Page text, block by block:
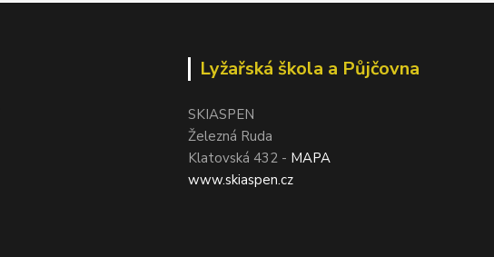
Lyžařská škola a Půjčovna
SKIASPEN
Železná Ruda
Klatovská 432 - MAPA
www.skiaspen.cz